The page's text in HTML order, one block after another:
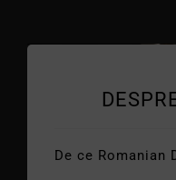
De ce Romanian